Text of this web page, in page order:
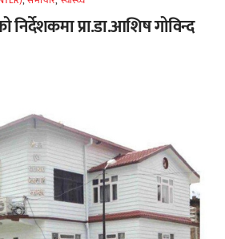
प्रा.डा.आशिष गोविन्द